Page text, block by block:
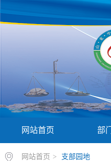
网站首页 部
网站首页 > 支部园地